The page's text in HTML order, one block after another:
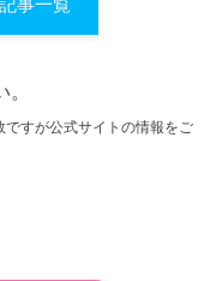
事一覧
すが公式サイトの情報をご